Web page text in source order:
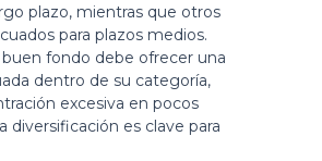
plazo, mientras que otros
para plazos medios.
buen fondo debe ofrecer una
dentro de su categoría,
excesiva en pocos
diversificación es clave para